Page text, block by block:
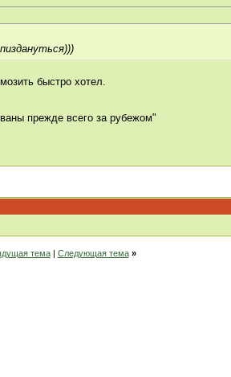
быстро хотел.
прежде всего за рубежом"
тема| Следующая тема »